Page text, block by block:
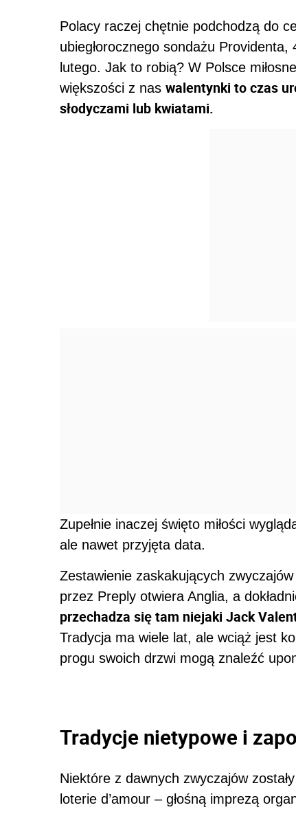
Polacy raczej chętnie podchodzą do
ubiegłorocznego sondażu
lutego. Jak to robią? W Polsce
większości z nas walentynki to czas
słodyczami lub kwiatami.
Zupełnie inaczej święto miłości
ale nawet przyjęta data.
Zestawienie zaskakujących
przez Preply otwiera Anglia, a
przechadza się tam niejaki Jack
Tradycja ma wiele lat, ale wciąż jest
progu swoich drzwi mogą znaleźć
Tradycje nietypowe i
Niektóre z dawnych zwyczajów
loterie d’amour – głośną imprezą